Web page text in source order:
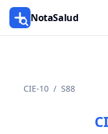
NotaSalud
CIE-10 / S88